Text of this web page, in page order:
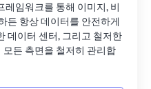
임워크를 통해 이미지, 비
든 항상 데이터를 안전하게
데이터 센터, 그리고 철저한
든 측면을 철저히 관리합